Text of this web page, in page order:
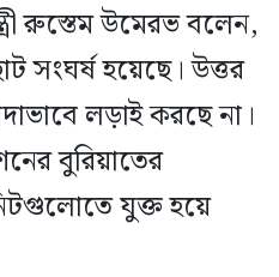
রুস্তেম উমেরভ বলেন,
সংঘর্ষ হয়েছে। উত্তর
লড়াই করছে না।
বুরিয়াতের
যুক্ত হয়ে